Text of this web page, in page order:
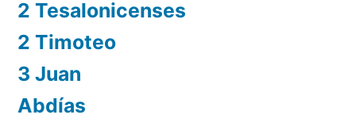
2 Tesalonicenses
2 Timoteo
3 Juan
Abdías